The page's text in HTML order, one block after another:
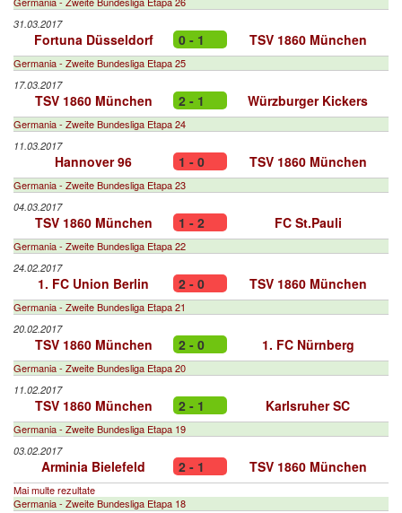
31.03.2017
Fortuna Düsseldorf 0 - 1 TSV 1860 München
Germania - Zweite Bundesliga Etapa 25
17.03.2017
TSV 1860 München 2 - 1 Würzburger Kickers
Germania - Zweite Bundesliga Etapa 24
11.03.2017
Hannover 96 1 - 0 TSV 1860 München
Germania - Zweite Bundesliga Etapa 23
04.03.2017
TSV 1860 München 1 - 2 FC St.Pauli
Germania - Zweite Bundesliga Etapa 22
24.02.2017
1. FC Union Berlin 2 - 0 TSV 1860 München
Germania - Zweite Bundesliga Etapa 21
20.02.2017
TSV 1860 München 2 - 0 1. FC Nürnberg
Germania - Zweite Bundesliga Etapa 20
11.02.2017
TSV 1860 München 2 - 1 Karlsruher SC
Germania - Zweite Bundesliga Etapa 19
03.02.2017
Arminia Bielefeld 2 - 1 TSV 1860 München
Mai multe rezultate
Germania - Zweite Bundesliga Etapa 18